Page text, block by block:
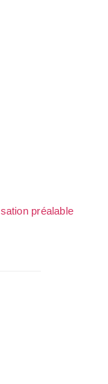
préalable